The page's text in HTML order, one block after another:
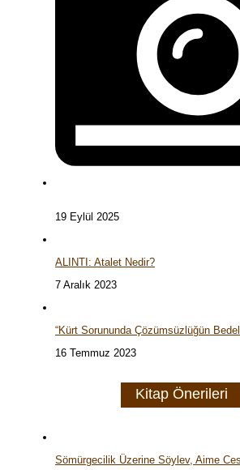
19 Eylül 2025
ALINTI: Atalet Nedir?
7 Aralık 2023
“Kürt Sorununda Çözümsüzlüğün
16 Temmuz 2023
Kitap Önerileri
Sömürgecilik Üzerine Söylev, Aime